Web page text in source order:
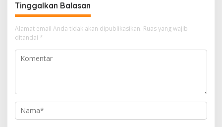
Tinggalkan Balasan
Alamat email Anda tidak akan dipublikasikan. Ruas yang wajib
ditandai *